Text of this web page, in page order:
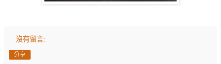
沒有留言:
分享